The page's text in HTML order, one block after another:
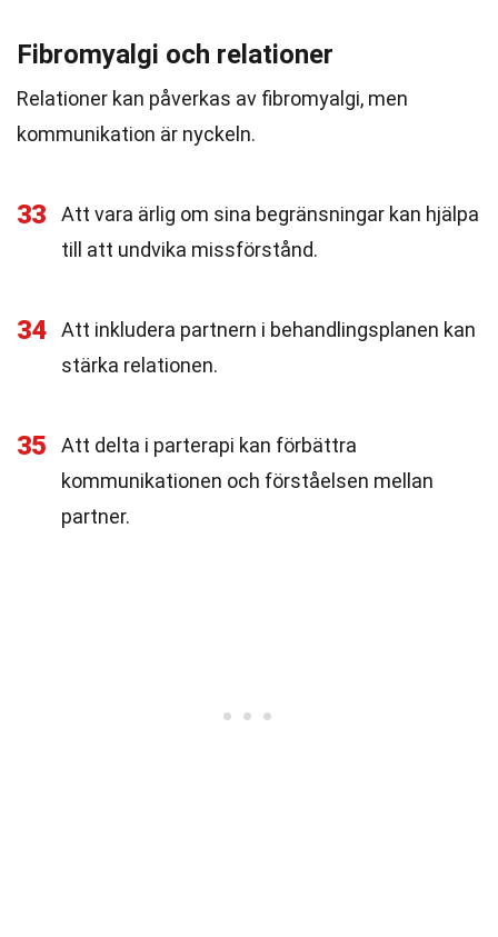
Fibromyalgi och relationer
Relationer kan påverkas av fibromyalgi, men
kommunikation är nyckeln.
33
Att vara ärlig om sina begränsningar kan hjälpa
till att undvika missförstånd.
34
Att inkludera partnern i behandlingsplanen kan
stärka relationen.
35
Att delta i parterapi kan förbättra
kommunikationen och förståelsen mellan
partner.